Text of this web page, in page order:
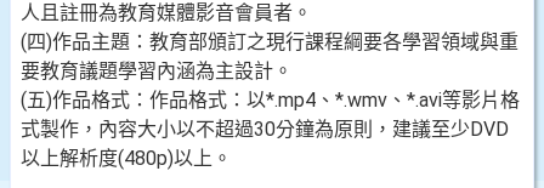
人且註冊為教育媒體影音會員者。
(四)作品主題：教育部頒訂之現行課程綱要各學習領域與重
要教育議題學習內涵為主設計。
(五)作品格式：作品格式：以*.mp4、*.wmv、*.avi等影片格
式製作，內容大小以不超過30分鐘為原則，建議至少DVD
以上解析度(480p)以上。